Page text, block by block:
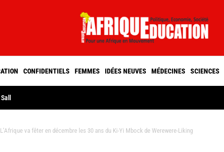
CONFIDENTIELS FEMMES IDÉES NEUVES MÉDECINES SCIENCES
L’Afrique va fêter en décembre les 30 ans du Ki-Yi Mbock de Werewere-Liking